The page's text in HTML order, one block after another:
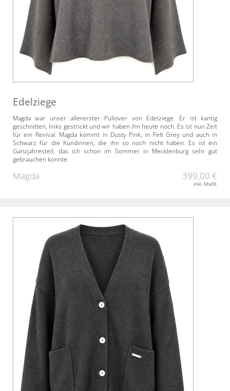
Edelziege
Magda war unser allererster Pullover von Edelziege. Er ist kantig
geschnitten, links gestrickt und wir haben ihn heute noch. Es ist nun Zeit
für ein Revival. Magda kommt in Dusty Pink, in Felt Grey und auch in
Schwarz für die Kundinnen, die ihn so noch nicht haben. Es ist ein
Ganzjahresteil, das ich schon im Sommer in Mecklenburg sehr gut
gebrauchen konnte.
Magda 399,00 €
inkl. MwSt.